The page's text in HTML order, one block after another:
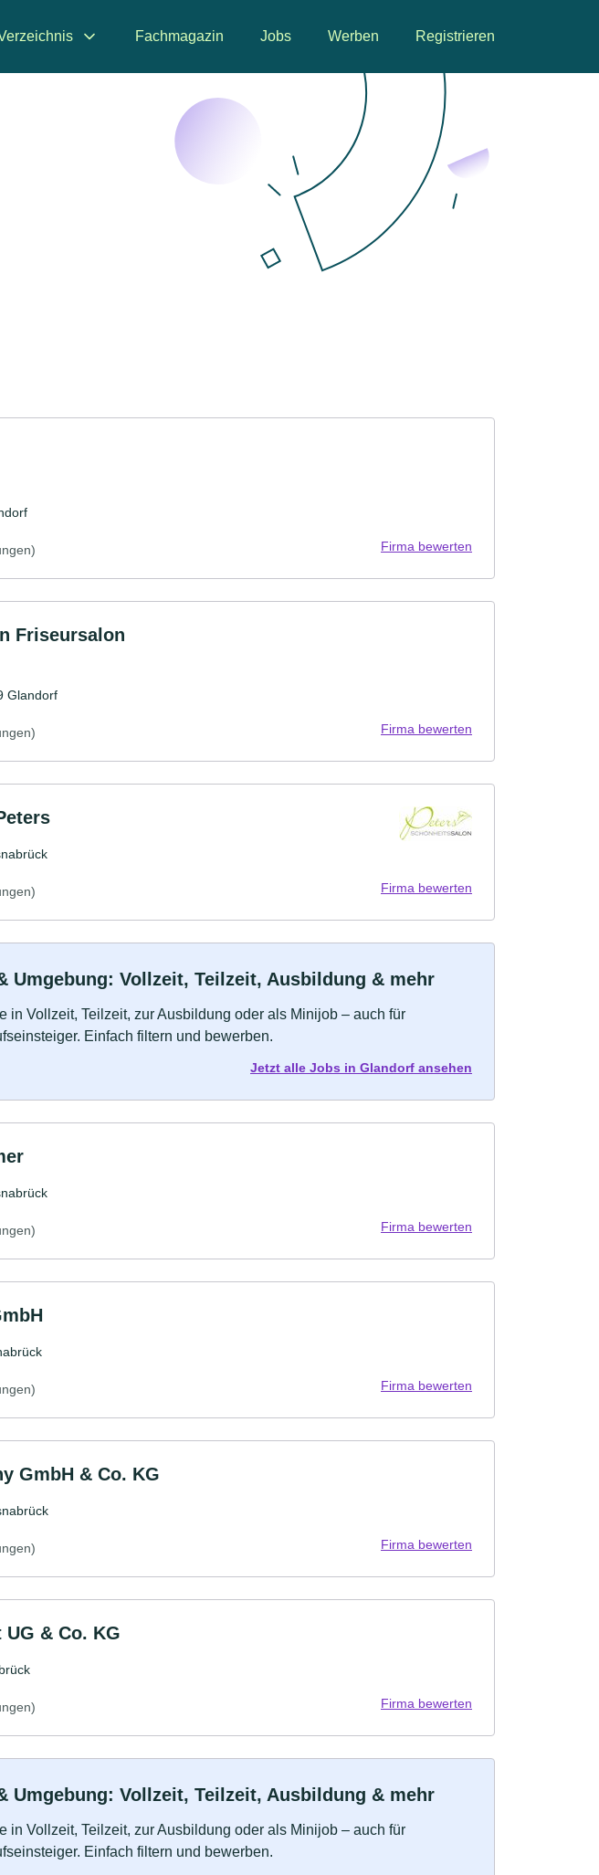
Fachmagazin Jobs Werben Registrieren
Firma bewerten
Friseursalon
Glandorf
Firma bewerten
Firma bewerten
Umgebung: Vollzeit, Teilzeit, Ausbildung & mehr
in Vollzeit, Teilzeit, zur Ausbildung oder als Minijob – auch für
Einfach filtern und bewerben.
Jetzt alle Jobs in Glandorf ansehen
Firma bewerten
Firma bewerten
GmbH & Co. KG
Firma bewerten
& Co. KG
Firma bewerten
Umgebung: Vollzeit, Teilzeit, Ausbildung & mehr
in Vollzeit, Teilzeit, zur Ausbildung oder als Minijob – auch für
Einfach filtern und bewerben.